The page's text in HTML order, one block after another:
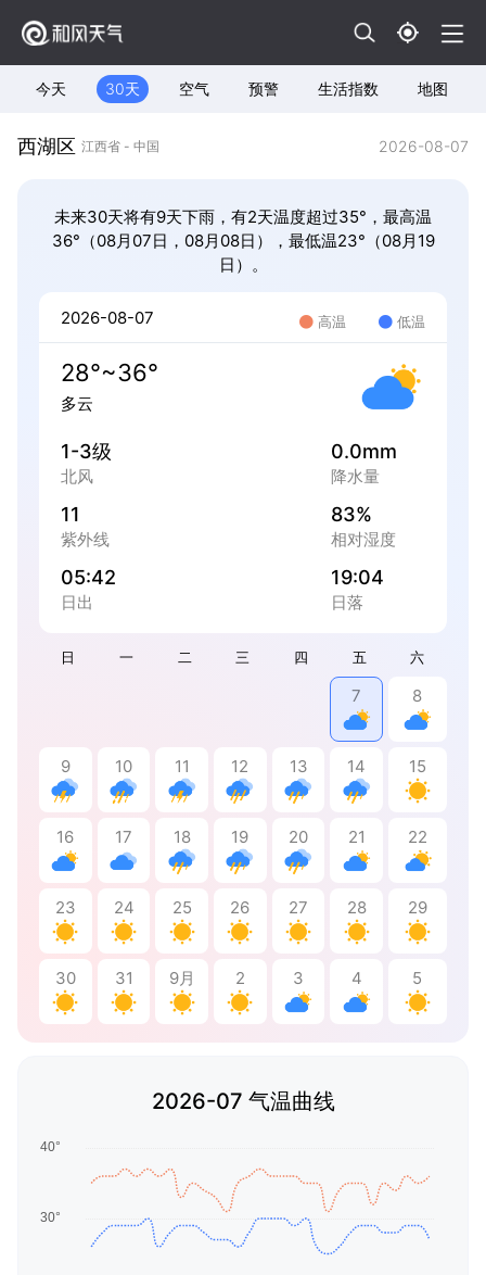
今天 30天 空气 预警 生活指数 地图
西湖区 江西省 - 中国 2026-08-07
未来30天将有9天下雨，有2天温度超过35°，最高温
36°（08月07日，08月08日），最低温23°（08月19
日）。
日 一 二 三 四 五 六
7 8
9 10 11 12 13 14 15
16 17 18 19 20 21 22
23 24 25 26 27 28 29
30 31 9月 2 3 4 5
2026-08-07 高温 低温
28°~36°
多云
1-3级
北风
0.0mm
降水量
11
紫外线
83%
相对湿度
05:42
日出
19:04
日落
2026-07 气温曲线